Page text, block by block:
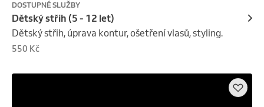
DOSTUPNÉ SLUŽBY
Dětský střih (5 - 12 let)
Dětský střih, úprava kontur, ošetření vlasů, styling.
550 Kč